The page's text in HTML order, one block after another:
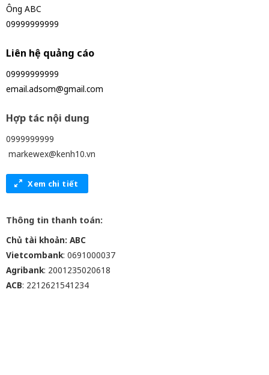
Ông ABC
09999999999
Liên hệ quảng cáo
09999999999
email.adsom@gmail.com
Hợp tác nội dung
0999999999
markewex@kenh10.vn
Xem chi tiết
Thông tin thanh toán:
Chủ tài khoản: ABC
Vietcombank: 0691000037
Agribank: 2001235020618
ACB: 2212621541234